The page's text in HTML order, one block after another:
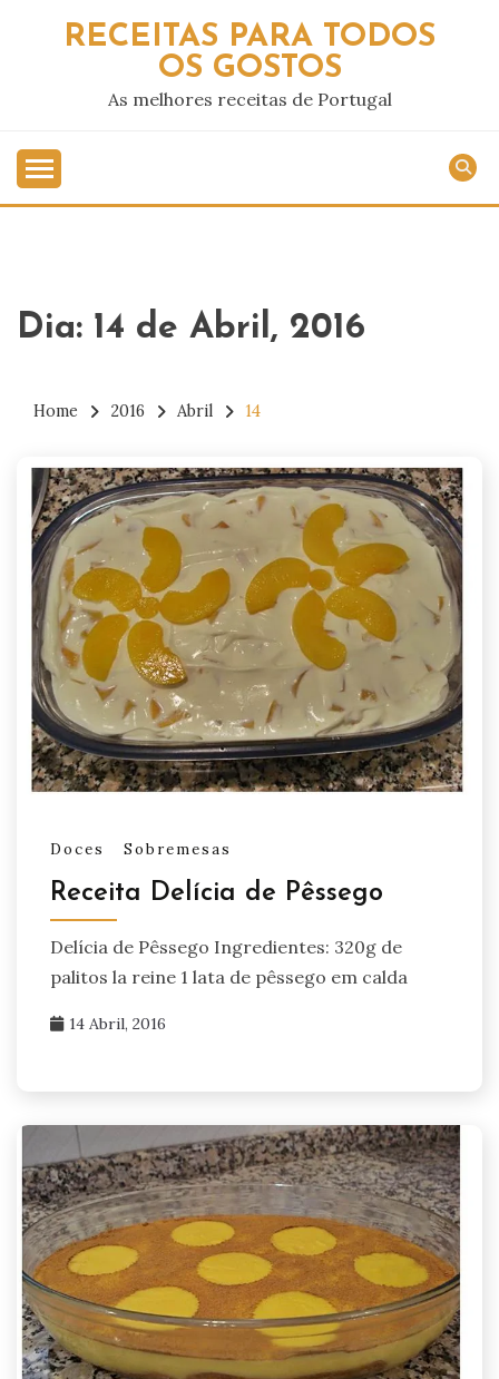
RECEITAS PARA TODOS
OS GOSTOS
As melhores receitas de Portugal
Dia: 14 de Abril, 2016
Home 2016 Abril 14
Doces Sobremesas
Receita Delícia de Pêssego
Delícia de Pêssego Ingredientes: 320g de
palitos la reine 1 lata de pêssego em calda
14 Abril, 2016